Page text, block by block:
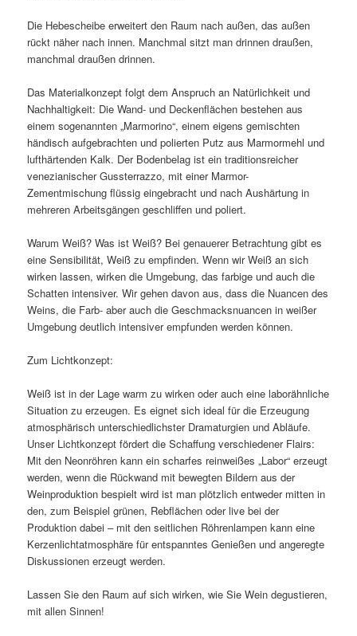
Die Hebescheibe erweitert den Raum nach außen, das außen
rückt näher nach innen. Manchmal sitzt man drinnen draußen,
manchmal draußen drinnen.
Das Materialkonzept folgt dem Anspruch an Natürlichkeit und
Nachhaltigkeit: Die Wand- und Deckenflächen bestehen aus
einem sogenannten „Marmorino“, einem eigens gemischten
händisch aufgebrachten und polierten Putz aus Marmormehl und
lufthärtenden Kalk. Der Bodenbelag ist ein traditionsreicher
venezianischer Gussterrazzo, mit einer Marmor-
Zementmischung flüssig eingebracht und nach Aushärtung in
mehreren Arbeitsgängen geschliffen und poliert.
Warum Weiß? Was ist Weiß? Bei genauerer Betrachtung gibt es
eine Sensibilität, Weiß zu empfinden. Wenn wir Weiß an sich
wirken lassen, wirken die Umgebung, das farbige und auch die
Schatten intensiver. Wir gehen davon aus, dass die Nuancen des
Weins, die Farb- aber auch die Geschmacksnuancen in weißer
Umgebung deutlich intensiver empfunden werden können.
Zum Lichtkonzept:
Weiß ist in der Lage warm zu wirken oder auch eine laborähnliche
Situation zu erzeugen. Es eignet sich ideal für die Erzeugung
atmosphärisch unterschiedlichster Dramaturgien und Abläufe.
Unser Lichtkonzept fördert die Schaffung verschiedener Flairs:
Mit den Neonröhren kann ein scharfes reinweißes „Labor“ erzeugt
werden, wenn die Rückwand mit bewegten Bildern aus der
Weinproduktion bespielt wird ist man plötzlich entweder mitten in
den, zum Beispiel grünen, Rebflächen oder live bei der
Produktion dabei – mit den seitlichen Röhrenlampen kann eine
Kerzenlichtatmosphäre für entspanntes Genießen und angeregte
Diskussionen erzeugt werden.
Lassen Sie den Raum auf sich wirken, wie Sie Wein degustieren,
mit allen Sinnen!